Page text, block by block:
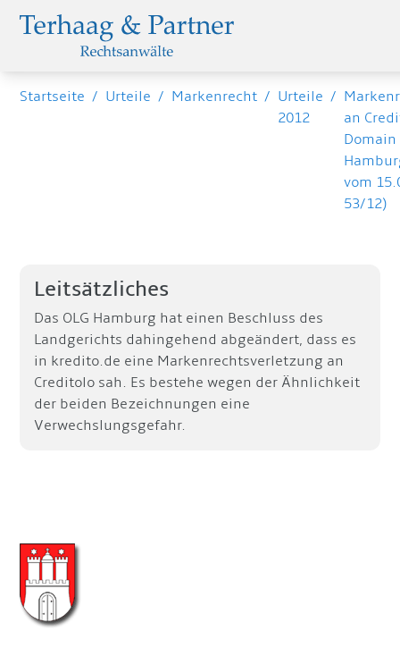
Startseite / Urteile / Markenrecht / Urteile
2012
/
an
Domain
vom
53/12)
Leitsätzliches
Das OLG Hamburg hat einen Beschluss des
Landgerichts dahingehend abgeändert, dass es
in kredito.de eine Markenrechtsverletzung an
Creditolo sah. Es bestehe wegen der Ähnlichkeit
der beiden Bezeichnungen eine
Verwechslungsgefahr.